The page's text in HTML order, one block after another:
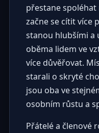
přestane spoléhat
začne se cítit více
stanou hlubšími a
oběma lidem ve
více důvěřovat.
starali o skryté
jsou oba ve
osobním růstu a
Přátelé a členové